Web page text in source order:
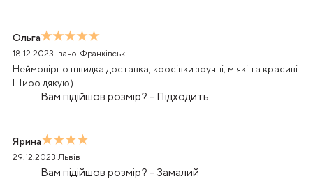
Ольга
18.12.2023 Івано-Франківськ
Неймовірно швидка доставка, кросівки зручні, м'які та красиві.
Щиро дякую)
Вам підійшов розмір? - Підходить
Ярина
29.12.2023 Львів
Вам підійшов розмір? - Замалий